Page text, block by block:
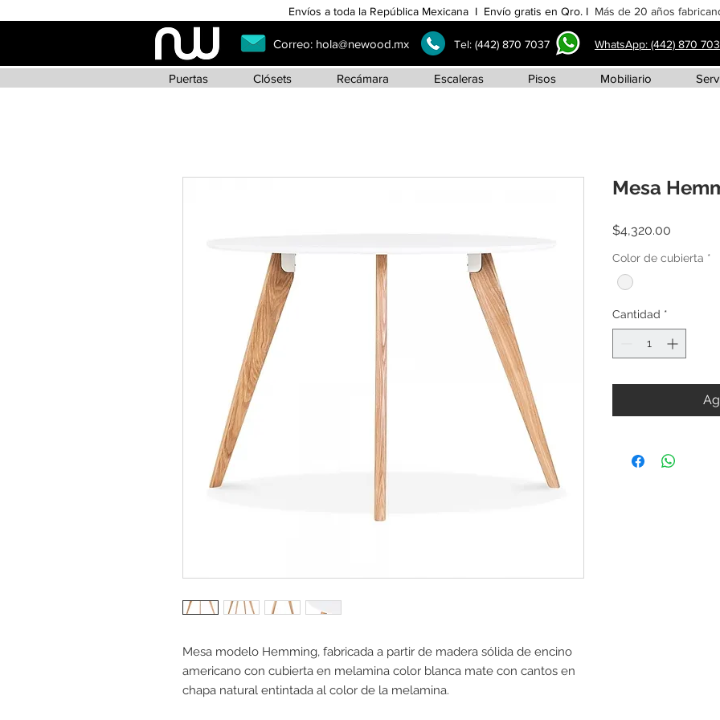
Envíos a toda la República Mexicana I Envío gratis en Qro. I Más de 20 años
Correo: hola@newood.mx Tel: (442) 870 7037 WhatsApp: (442) 870
Puertas Clósets Recámara Escaleras Pisos Mobiliario
Mesa modelo Hemming, fabricada a partir de madera sólida de encino
americano con cubierta en melamina color blanca mate con cantos en
chapa natural entintada al color de la melamina.
Mesa
$4,320.00
Color de cubierta *
Cantidad *